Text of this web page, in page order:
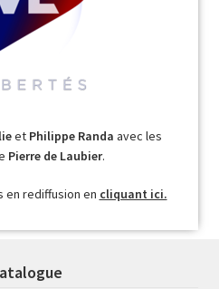
et Philippe Randa avec les
Pierre de Laubier.
en rediffusion en cliquant ici.